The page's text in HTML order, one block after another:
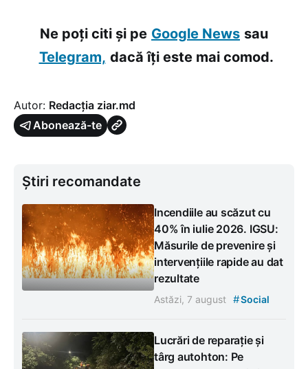
Ne poți citi și pe Google News sau
Telegram, dacă îți este mai comod.
Autor: Redacția ziar.md
Abonează-te
Știri recomandate
Incendiile au scăzut cu
40% în iulie 2026. IGSU:
Măsurile de prevenire și
intervențiile rapide au dat
rezultate
Astăzi, 7 august #Social
Lucrări de reparație și
târg autohton: Pe